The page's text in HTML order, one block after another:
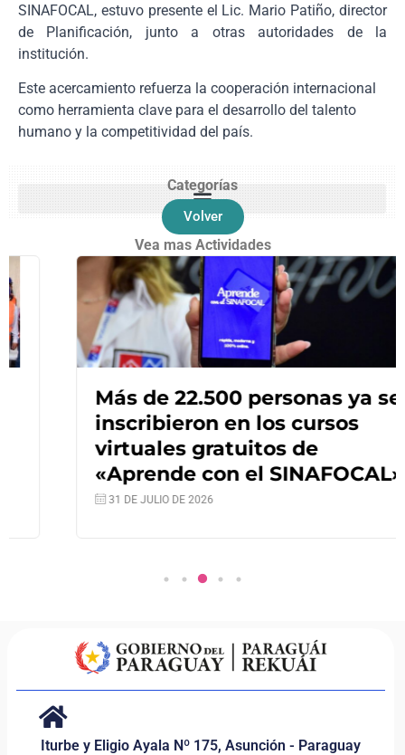
SINAFOCAL, estuvo presente el Lic. Mario Patiño, director
de Planificación, junto a otras autoridades de la
institución.
Este acercamiento refuerza la cooperación internacional
como herramienta clave para el desarrollo del talento
humano y la competitividad del país.
Categorías
Volver
Vea mas Actividades
Más de 22.500 personas ya se
inscribieron en los cursos
virtuales gratuitos de
«Aprende con el SINAFOCAL»
31 DE JULIO DE 2026
Iturbe y Eligio Ayala Nº 175, Asunción - Paraguay